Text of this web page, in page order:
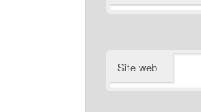
Site web